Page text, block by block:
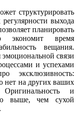
структурировать
выхода
планировать
экономит время
вещания.
эмоциональной связи
и успехами
эксклюзивность:
нет на других ваших
и
выше, чем сухой